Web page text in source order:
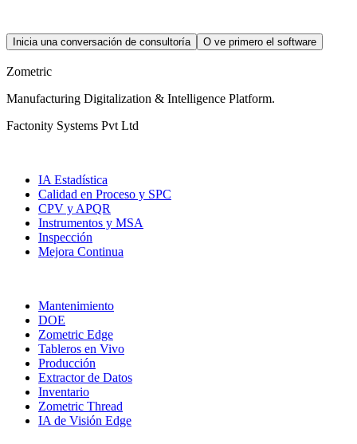
Inicia una conversación de consultoría O ve primero el software
Zometric
Manufacturing Digitalization & Intelligence Platform.
Factonity Systems Pvt Ltd
IA Estadística
Calidad en Proceso y SPC
CPV y APQR
Instrumentos y MSA
Inspección
Mejora Continua
Mantenimiento
DOE
Zometric Edge
Tableros en Vivo
Producción
Extractor de Datos
Inventario
Zometric Thread
IA de Visión Edge